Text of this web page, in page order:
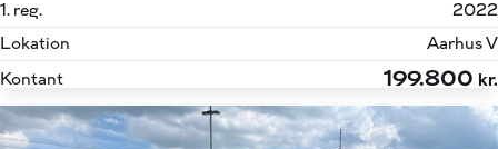
1. reg.
2022
Lokation
Aarhus V
Kontant
199.800 kr.